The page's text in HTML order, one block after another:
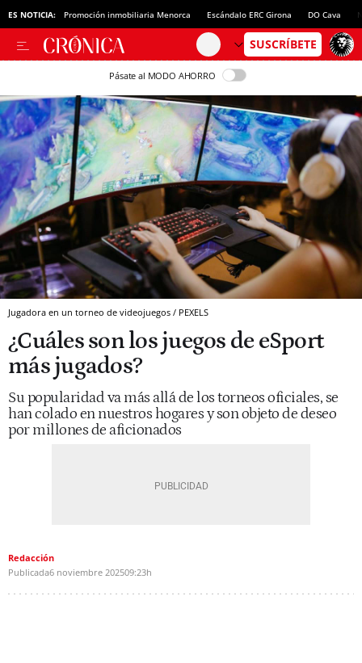
ES NOTICIA: Promoción inmobiliaria Menorca Escándalo ERC Girona DO Cava
Pásate al MODO AHORRO
Jugadora en un torneo de videojuegos / PEXELS
¿Cuáles son los juegos de eSport
más jugados?
Su popularidad va más allá de los torneos oficiales, se
han colado en nuestros hogares y son objeto de deseo
por millones de aficionados
Redacción
Publicada6 noviembre 202509:23h